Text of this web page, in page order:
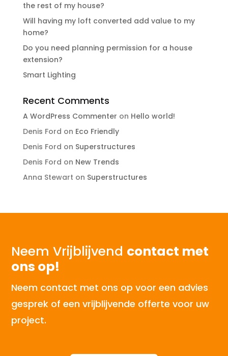
the rest of my house?
Will having my loft converted add value to my
home?
Do you need planning permission for a house
extension?
Smart Lighting
Recent Comments
A WordPress Commenter on Hello world!
Denis Ford on Eco Friendly
Denis Ford on Superstructures
Denis Ford on New Trends
Anna Stewart on Superstructures
Neem Vrijblijvend contact met
ons op!
Neem contact met ons op voor een advies
gesprek of een vrijblijvende offerte voor uw
project.